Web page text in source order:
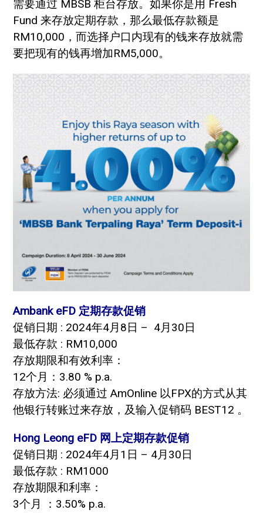
需要通过 MBSB 柜台存放。如果你是用 Fresh
Fund 来存放定期存款，那么最低存款额是
RM10,000，而选择户口内现有的钱来存放就需
要把现有的钱再增加RM5,000。
Ambank eFD 定期存款促销
促销日期 : 2024年4月8日 – 4月30日
最低存款 : RM10,000
存放期限和有效利率：
12个月：3.80 % p.a.
存放方法: 必须通过 AmOnline 以FPX的方式从其
他银行转账过来存放，及输入促销码 BEST12 。
Hong Leong eFD 网上定期存款促销
促销日期 : 2024年4月1日 – 4月30日
最低存款 : RM1000
存放期限和利率：
3个月 ：3.50% p.a.